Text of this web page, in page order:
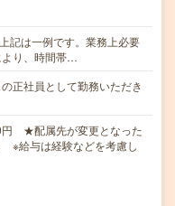
記は一例です。業務上必要
より、時間帯…
正社員として勤務いただき
円 ★配属先が変更となった
※給与は経験などを考慮し